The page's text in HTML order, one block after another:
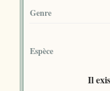
Genre
Espèce
Il